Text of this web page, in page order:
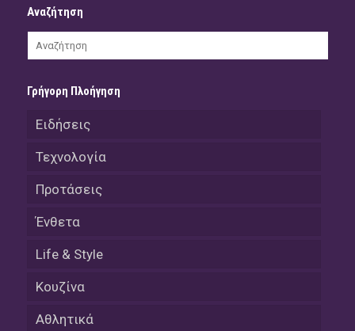
Αναζήτηση
Γρήγορη Πλοήγηση
Ειδήσεις
Τεχνολογία
Προτάσεις
Ένθετα
Life & Style
Κουζίνα
Αθλητικά